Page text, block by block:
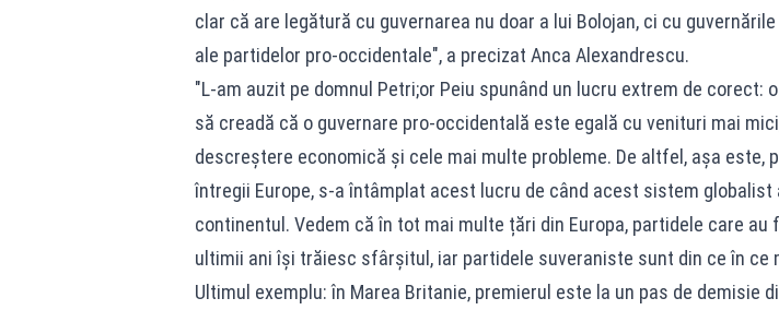
clar că are legătură cu guvernarea nu doar a lui Bolojan, ci cu
ale partidelor pro-occidentale", a precizat Anca Alexandrescu.
"L-am auzit pe domnul Petri;or Peiu spunând un lucru extrem de corect:
să creadă că o guvernare pro-occidentală este egală cu venituri mai
descreștere economică și cele mai multe probleme. De altfel, așa este,
întregii Europe, s-a întâmplat acest lucru de când acest sistem
continentul. Vedem că în tot mai multe țări din Europa, partidele care au
ultimii ani își trăiesc sfârșitul, iar partidele suveraniste sunt din ce în ce
Ultimul exemplu: în Marea Britanie, premierul este la un pas de demisie